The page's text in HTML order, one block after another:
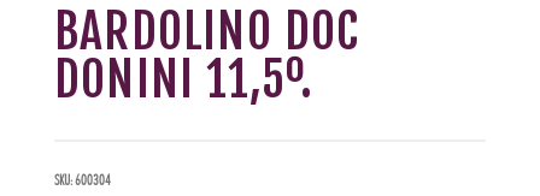
BARDOLINO DOC
DONINI 11,5º.
SKU:600304